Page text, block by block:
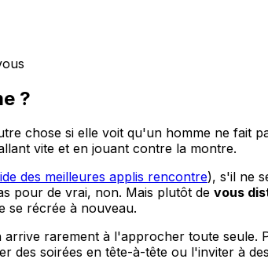
?
chose si elle voit qu'un homme ne fait
vite et en jouant contre la montre.
des meilleures applis rencontre), s'il ne
pour de vrai, non. Mais plutôt de vous
se récrée à nouveau.
rarement à l'approcher toute
des soirées en tête-à-tête ou l'inviter à